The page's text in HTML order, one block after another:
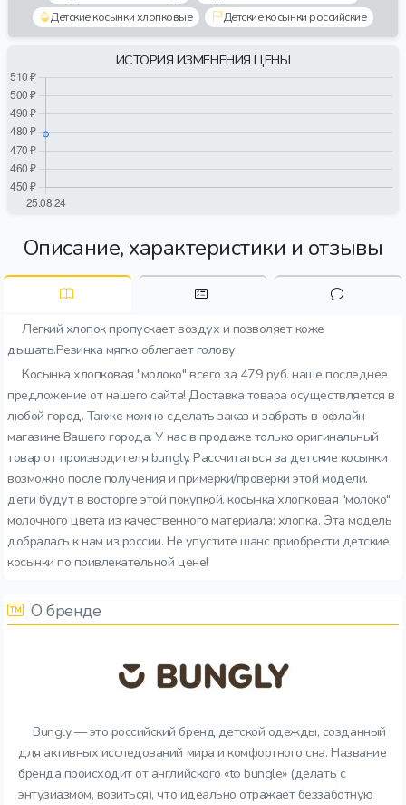
Детские косынки хлопковые
Детские косынки российские
ИСТОРИЯ ИЗМЕНЕНИЯ ЦЕНЫ
Описание, характеристики и отзывы
Легкий хлопок пропускает воздух и позволяет коже
дышать.Резинка мягко облегает голову.
Косынка хлопковая "молоко" всего за 479 руб. наше последнее
предложение от нашего сайта! Доставка товара осуществляется в
любой город. Также можно сделать заказ и забрать в офлайн
магазине Вашего города. У нас в продаже только оригинальный
товар от производителя bungly. Рассчитаться за детские косынки
возможно после получения и примерки/проверки этой модели.
дети будут в восторге этой покупкой. косынка хлопковая "молоко"
молочного цвета из качественного материала: хлопка. Эта модель
добралась к нам из россии. Не упустите шанс приобрести детские
косынки по привлекательной цене!
О бренде
Bungly — это российский бренд детской одежды, созданный
для активных исследований мира и комфортного сна. Название
бренда происходит от английского «to bungle» (делать с
энтузиазмом, возиться), что идеально отражает беззаботную